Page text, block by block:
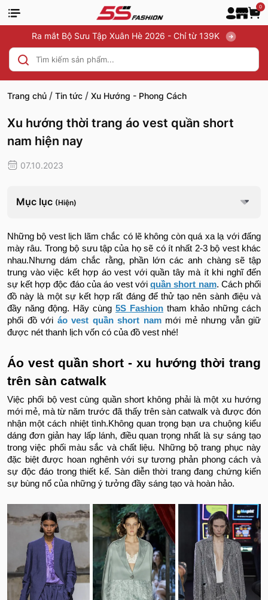
0
Ra mắt Bộ Sưu Tập Xuân Hè 2026 - Chỉ từ 139K
Trang chủ / Tin tức / Xu Hướng - Phong Cách
Xu hướng thời trang áo vest quần short
nam hiện nay
07.10.2023
Mục lục (Hiện)
Những bộ vest lịch lãm chắc có lẽ không còn quá xa lạ với đấng
mày râu. Trong bộ sưu tập của họ sẽ có ít nhất 2-3 bộ vest khác
nhau.Nhưng dám chắc rằng, phần lớn các anh chàng sẽ tập
trung vào việc kết hợp áo vest với quần tây mà ít khi nghĩ đến
sự kết hợp độc đáo của áo vest vớiquần short nam. Cách phối
đồ này là một sự kết hợp rất đáng để thử tạo nên sành điệu và
đầy năng động. Hãy cùng 5S Fashion tham khảo những cách
phối đồ với áo vest quần short nammới mẻ nhưng vẫn giữ
được nét thanh lịch vốn có của đồ vest nhé!
Áo vest quần short - xu hướng thời trang
trên sàn catwalk
Việc phối bộ vest cùng quần short không phải là một xu hướng
mới mẻ, mà từ năm trước đã thấy trên sàn catwalk và được đón
nhận một cách nhiệt tình.Không quan trọng bạn ưa chuộng kiểu
dáng đơn giản hay lấp lánh, điều quan trọng nhất là sự sáng tạo
trong việc phối màu sắc và chất liệu. Những bộ trang phục này
đặc biệt được hoan nghênh với sự tương phản phong cách và
sự độc đáo trong thiết kế. Sàn diễn thời trang đang chứng kiến
sự bùng nổ của những ý tưởng đầy sáng tạo và hoàn hảo.